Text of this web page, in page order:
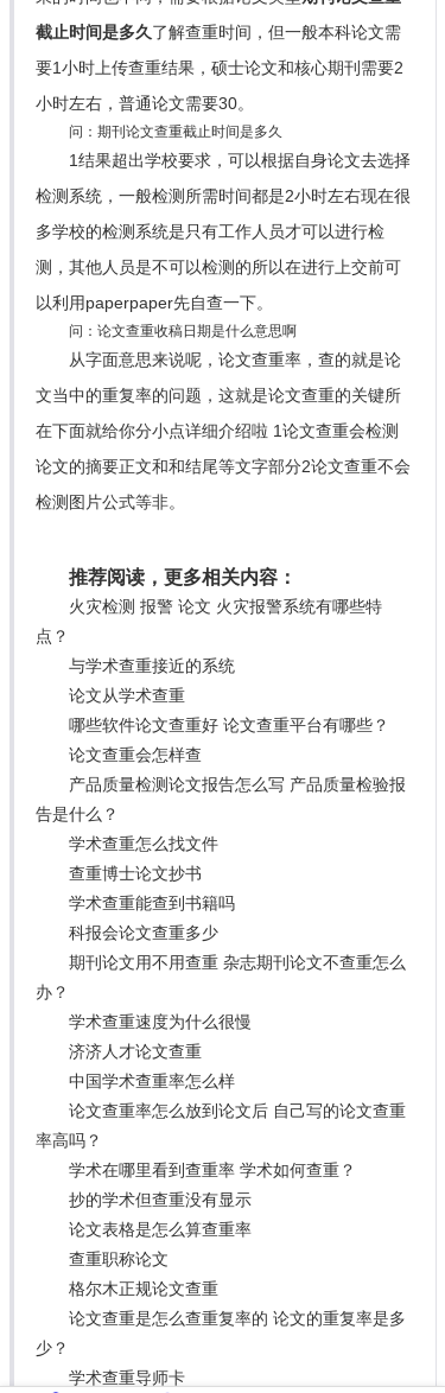
截止时间是多久了解查重时间，但一般本科论文需
要1小时上传查重结果，硕士论文和核心期刊需要2
小时左右，普通论文需要30。
问：期刊论文查重截止时间是多久
1结果超出学校要求，可以根据自身论文去选择
检测系统，一般检测所需时间都是2小时左右现在很
多学校的检测系统是只有工作人员才可以进行检
测，其他人员是不可以检测的所以在进行上交前可
以利用paperpaper先自查一下。
问：论文查重收稿日期是什么意思啊
从字面意思来说呢，论文查重率，查的就是论
文当中的重复率的问题，这就是论文查重的关键所
在下面就给你分小点详细介绍啦 1论文查重会检测
论文的摘要正文和和结尾等文字部分2论文查重不会
检测图片公式等非。
推荐阅读，更多相关内容：
火灾检测 报警 论文 火灾报警系统有哪些特
点？
与学术查重接近的系统
论文从学术查重
哪些软件论文查重好 论文查重平台有哪些？
论文查重会怎样查
产品质量检测论文报告怎么写 产品质量检验报
告是什么？
学术查重怎么找文件
查重博士论文抄书
学术查重能查到书籍吗
科报会论文查重多少
期刊论文用不用查重 杂志期刊论文不查重怎么
办？
学术查重速度为什么很慢
济济人才论文查重
中国学术查重率怎么样
论文查重率怎么放到论文后 自己写的论文查重
率高吗？
学术在哪里看到查重率 学术如何查重？
抄的学术但查重没有显示
论文表格是怎么算查重率
查重职称论文
格尔木正规论文查重
论文查重是怎么查重复率的 论文的重复率是多
少？
学术查重导师卡